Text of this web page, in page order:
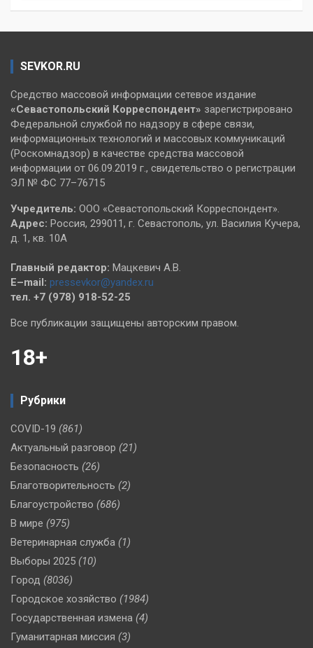
SEVKOR.RU
Средство массовой информации сетевое издание
«Севастопольский Корреспондент» зарегистрировано
Федеральной службой по надзору в сфере связи,
информационных технологий и массовых коммуникаций
(Роскомнадзор) в качестве средства массовой
информации от 06.09.2019 г., свидетельство о регистрации
ЭЛ № ФС 77–76715
Учредитель: ООО «Севастопольский Корреспондент».
Адрес: Россия, 299011, г. Севастополь, ул. Василия Кучера,
д. 1, кв. 10А
Главный редактор: Мацкевич А.В.
E–mail: pressevkor@yandex.ru
тел. +7 (978) 918-52-25
Все публикации защищены авторским правом.
18+
Рубрики
COVID-19 (861)
Актуальный разговор (21)
Безопасность (26)
Благотворительность (2)
Благоустройство (686)
В мире (975)
Ветеринарная служба (1)
Выборы 2025 (10)
Город (8036)
Городское хозяйство (1984)
Государственная измена (4)
Гуманитарная миссия (3)